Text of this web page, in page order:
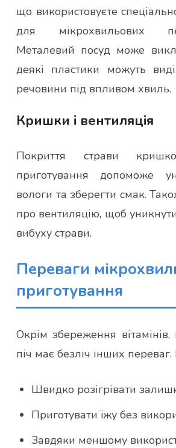
що використовуєте
для мікрохвильових
Металевий посуд може
деякі пластики можуть
речовини під впливом хвиль.
Кришки і вентиляція
Покриття страви
приготування допоможе
вологи та зберегти смак.
про вентиляцію, щоб
вибуху страви.
Переваги
приготування
Окрім збереження вітамінів,
піч має безліч інших
Швидко розігрівати
Приготувати їжу без
Завдяки меншому